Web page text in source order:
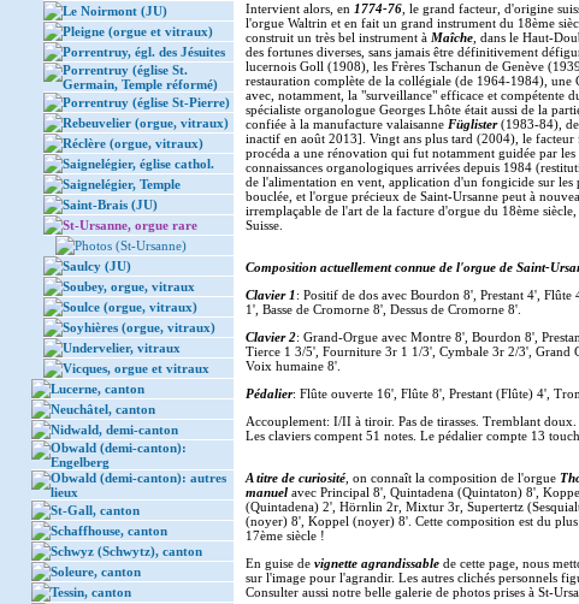
Le Noirmont (JU)
Pleigne (orgue et vitraux)
Porrentruy, égl. des Jésuites
Porrentruy (église St.
Germain, Temple réformé)
Porrentruy (église St-Pierre)
Rebeuvelier (orgue, vitraux)
Réclère (orgue, vitraux)
Saignelégier, église cathol.
Saignelégier, Temple
Saint-Brais (JU)
St-Ursanne, orgue rare
Photos (St-Ursanne)
Saulcy (JU)
Soubey, orgue, vitraux
Soulce (orgue, vitraux)
Soyhières (orgue, vitraux)
Undervelier, vitraux
Vicques, orgue et vitraux
Lucerne, canton
Neuchâtel, canton
Nidwald, demi-canton
Obwald (demi-canton):
Engelberg
Obwald (demi-canton): autres
lieux
St-Gall, canton
Schaffhouse, canton
Schwyz (Schwytz), canton
Soleure, canton
Tessin, canton
Intervient alors, en 1774-76 , le grand facteur, d'origine
l'orgue Waltrin et en fait un grand instrument du 18ème
construit un très bel instrument à Maîche , dans le Haut-
des fortunes diverses, sans jamais être définitivement
lucernois Goll (1908), les Frères Tschanun de Genève
restauration complète de la collégiale (de 1964-1984), une
avec, notamment, la "surveillance" efficace et compétente
spécialiste organologue Georges Lhôte était aussi de la
confiée à la manufacture valaisanne Füglister(1983-84),
inactif en août 2013]. Vingt ans plus tard (2004), le facteur
procéda a une rénovation qui fut notamment guidée par
connaissances organologiques arrivées depuis 1984
de l'alimentation en vent, application d'un fongicide sur les
bouclée, et l'orgue précieux de Saint-Ursanne peut à
irremplaçable de l'art de la facture d'orgue du 18ème
Suisse.
Composition actuellement connue de l'orgue de Saint-
Clavier 1: Positif de dos avec Bourdon 8', Prestant 4',
1', Basse de Cromorne 8', Dessus de Cromorne 8'.
Clavier 2: Grand-Orgue avec Montre 8', Bourdon 8',
Tierce 1 3/5', Fourniture 3r 1 1/3', Cymbale 3r 2/3', Grand
Voix humaine 8'.
Pédalier: Flûte ouverte 16', Flûte 8', Prestant (Flûte) 4',
Accouplement: I/II à tiroir. Pas de tirasses. Tremblant
Les claviers compent 51 notes. Le pédalier compte 13
A titre de curiosité , on connaît la composition de l'orgue
manuel avec Principal 8', Quintadena (Quintaton) 8',
(Quintadena) 2', Hörnlin 2r, Mixtur 3r, Supertertz
(noyer) 8', Koppel (noyer) 8'. Cette composition est du
17ème siècle !
En guise de vignette agrandissable de cette page, nous
sur l'image pour l'agrandir. Les autres clichés personnels
Consulter aussi notre belle galerie de photos prises à St-